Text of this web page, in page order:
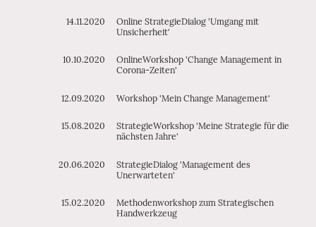
14.11.2020
Online StrategieDialog 'Umgang mit
Unsicherheit'
10.10.2020
OnlineWorkshop 'Change Management in
Corona-Zeiten'
12.09.2020 Workshop 'Mein Change Management'
15.08.2020
StrategieWorkshop 'Meine Strategie für die
nächsten Jahre'
20.06.2020
StrategieDialog 'Management des
Unerwarteten'
15.02.2020
Methodenworkshop zum Strategischen
Handwerkzeug